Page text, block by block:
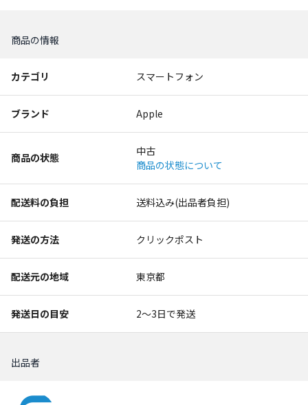
商品の情報
カテゴリ スマートフォン
ブランド Apple
商品の状態
中古
商品の状態について
配送料の負担 送料込み(出品者負担)
発送の方法 クリックポスト
配送元の地域 東京都
発送日の目安 2〜3日で発送
出品者